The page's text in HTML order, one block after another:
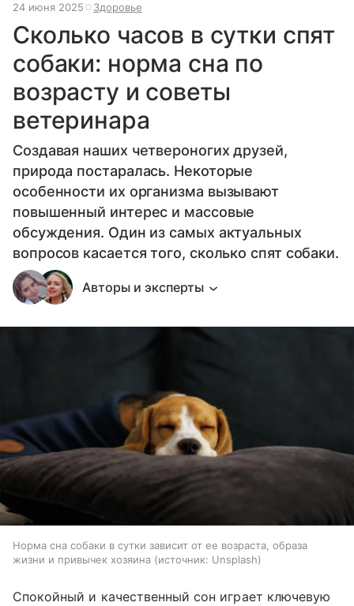
24 июня 2025 Здоровье
Сколько часов в сутки спят
собаки: норма сна по
возрасту и советы
ветеринара
Создавая наших четвероногих друзей,
природа постаралась. Некоторые
особенности их организма вызывают
повышенный интерес и массовые
обсуждения. Один из самых актуальных
вопросов касается того, сколько спят собаки.
Авторы и эксперты
Норма сна собаки в сутки зависит от ее возраста, образа
жизни и привычек хозяина
источник: Unsplash
Спокойный и качественный сон играет ключевую